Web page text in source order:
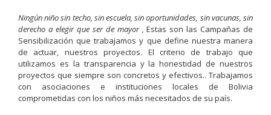
Ningún niño sin techo, sin escuela, sin oportunidades, sin vacunas, sin
derecho a elegir que ser de mayor , Estas son las Campañas de
Sensibilización que trabajamos y que define nuestra manera
de actuar, nuestros proyectos. El criterio de trabajo que
utilizamos es la transparencia y la honestidad de nuestros
proyectos que siempre son concretos y efectivos.. Trabajamos
con asociaciones e instituciones locales de Bolivia
comprometidas con los niños más necesitados de su país.